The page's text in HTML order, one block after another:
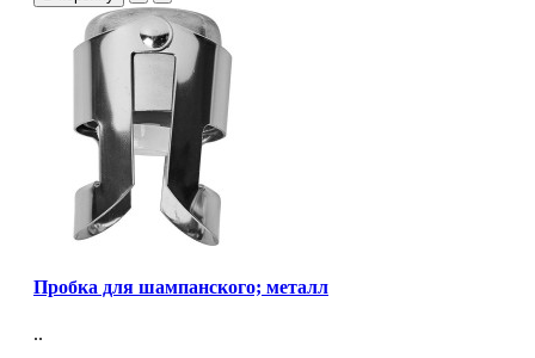
Пробка для шампанского; металл
..